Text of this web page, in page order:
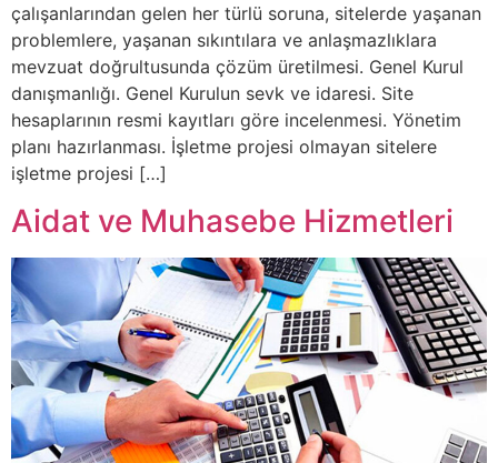
çalışanlarından gelen her türlü soruna, sitelerde yaşanan
problemlere, yaşanan sıkıntılara ve anlaşmazlıklara
mevzuat doğrultusunda çözüm üretilmesi. Genel Kurul
danışmanlığı. Genel Kurulun sevk ve idaresi. Site
hesaplarının resmi kayıtları göre incelenmesi. Yönetim
planı hazırlanması. İşletme projesi olmayan sitelere
işletme projesi […]
Aidat ve Muhasebe Hizmetleri